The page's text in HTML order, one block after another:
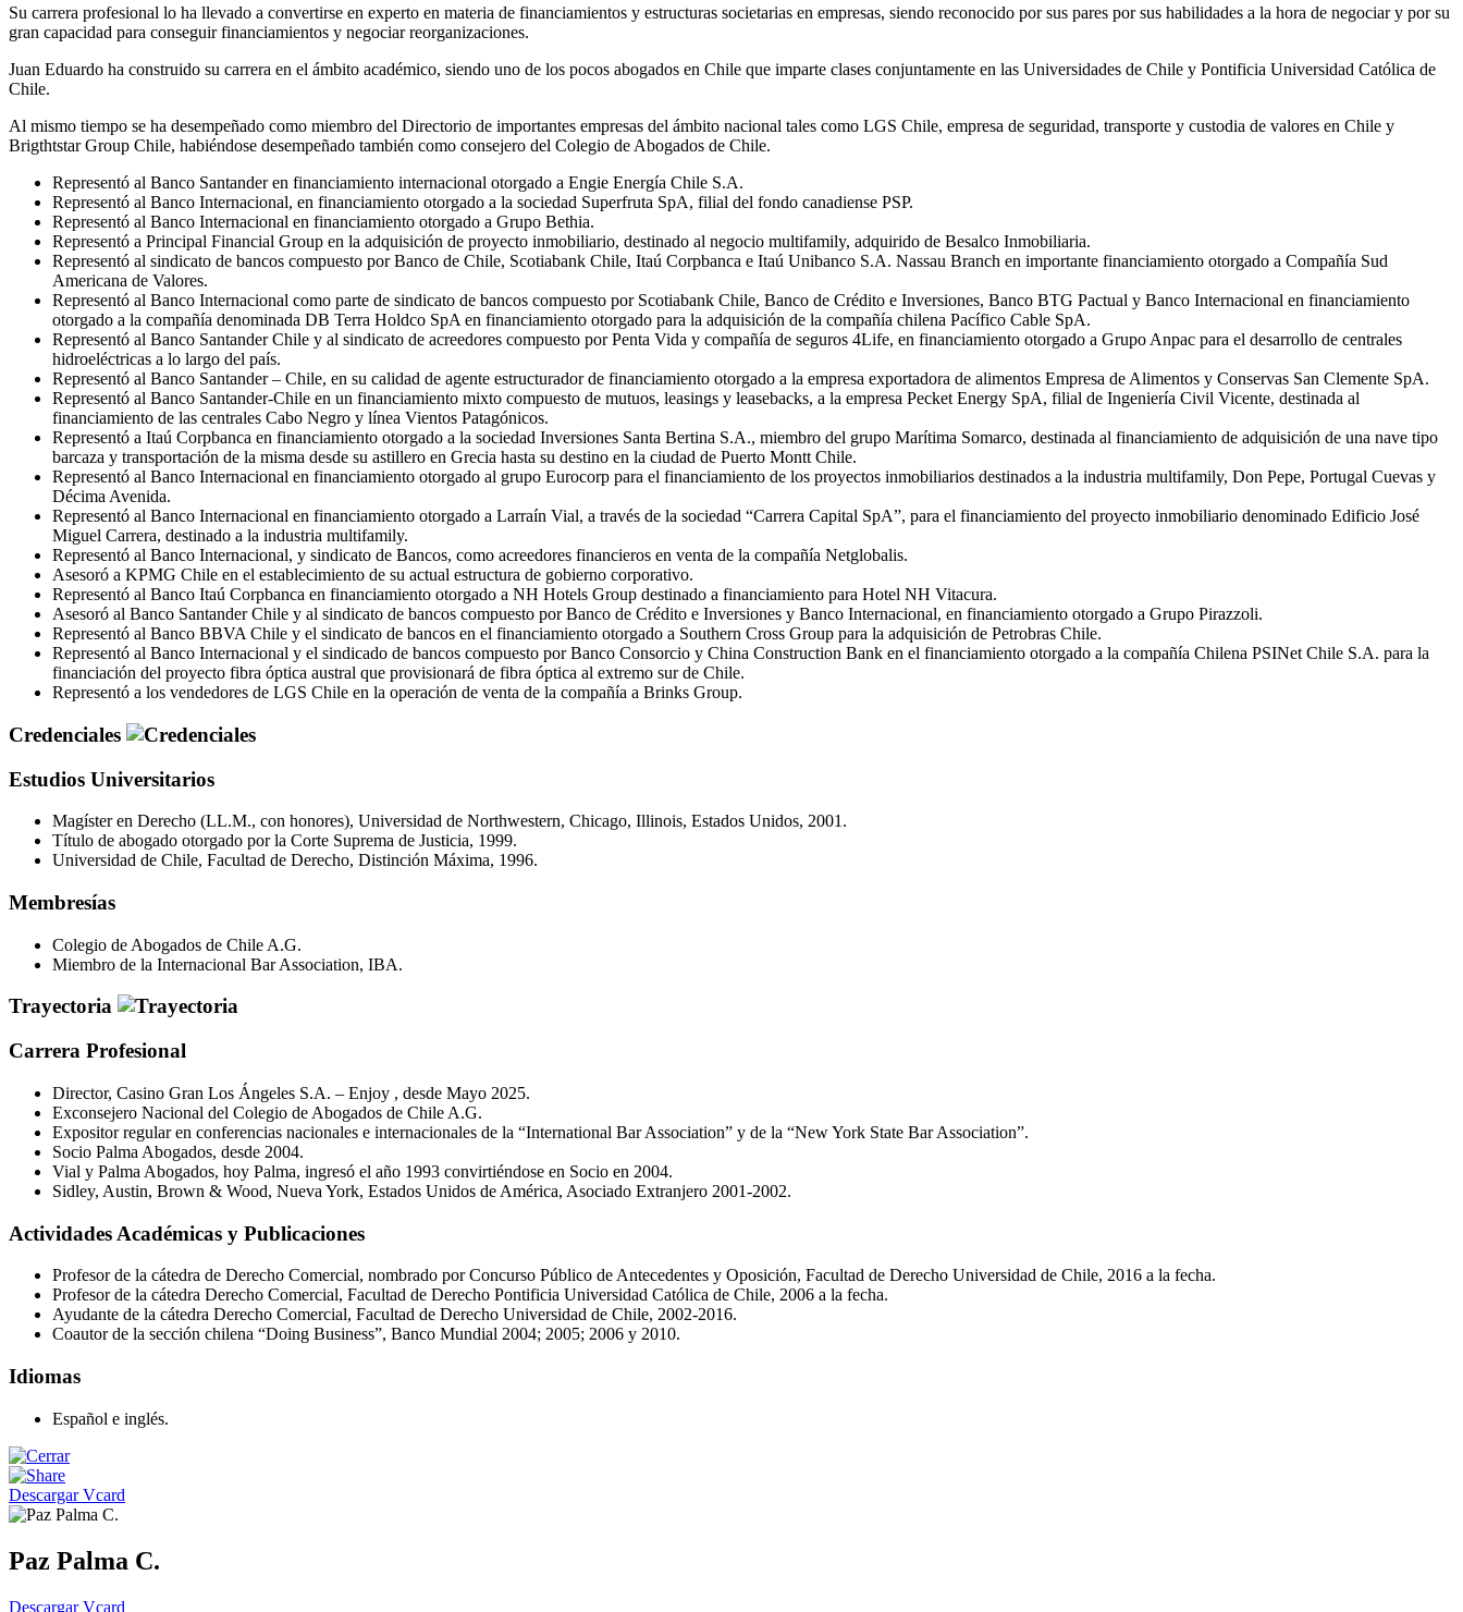
Su carrera profesional lo ha llevado a convertirse en experto en materia de financiamientos y estructuras societarias en empresas, siendo reconocido por sus pares por sus habilidades a la hora de negociar y por su
gran capacidad para conseguir financiamientos y negociar reorganizaciones.
Juan Eduardo ha construido su carrera en el ámbito académico, siendo uno de los pocos abogados en Chile que imparte clases conjuntamente en las Universidades de Chile y Pontificia Universidad Católica de
Chile.
Al mismo tiempo se ha desempeñado como miembro del Directorio de importantes empresas del ámbito nacional tales como LGS Chile, empresa de seguridad, transporte y custodia de valores en Chile y
Brigthtstar Group Chile, habiéndose desempeñado también como consejero del Colegio de Abogados de Chile.
Representó al Banco Santander en financiamiento internacional otorgado a Engie Energía Chile S.A.
Representó al Banco Internacional, en financiamiento otorgado a la sociedad Superfruta SpA, filial del fondo canadiense PSP.
Representó al Banco Internacional en financiamiento otorgado a Grupo Bethia.
Representó a Principal Financial Group en la adquisición de proyecto inmobiliario, destinado al negocio multifamily, adquirido de Besalco Inmobiliaria.
Representó al sindicato de bancos compuesto por Banco de Chile, Scotiabank Chile, Itaú Corpbanca e Itaú Unibanco S.A. Nassau Branch en importante financiamiento otorgado a Compañía Sud
Americana de Valores.
Representó al Banco Internacional como parte de sindicato de bancos compuesto por Scotiabank Chile, Banco de Crédito e Inversiones, Banco BTG Pactual y Banco Internacional en financiamiento
otorgado a la compañía denominada DB Terra Holdco SpA en financiamiento otorgado para la adquisición de la compañía chilena Pacífico Cable SpA.
Representó al Banco Santander Chile y al sindicato de acreedores compuesto por Penta Vida y compañía de seguros 4Life, en financiamiento otorgado a Grupo Anpac para el desarrollo de centrales
hidroeléctricas a lo largo del país.
Representó al Banco Santander – Chile, en su calidad de agente estructurador de financiamiento otorgado a la empresa exportadora de alimentos Empresa de Alimentos y Conservas San Clemente SpA.
Representó al Banco Santander-Chile en un financiamiento mixto compuesto de mutuos, leasings y leasebacks, a la empresa Pecket Energy SpA, filial de Ingeniería Civil Vicente, destinada al
financiamiento de las centrales Cabo Negro y línea Vientos Patagónicos.
Representó a Itaú Corpbanca en financiamiento otorgado a la sociedad Inversiones Santa Bertina S.A., miembro del grupo Marítima Somarco, destinada al financiamiento de adquisición de una nave tipo
barcaza y transportación de la misma desde su astillero en Grecia hasta su destino en la ciudad de Puerto Montt Chile.
Representó al Banco Internacional en financiamiento otorgado al grupo Eurocorp para el financiamiento de los proyectos inmobiliarios destinados a la industria multifamily, Don Pepe, Portugal Cuevas y
Décima Avenida.
Representó al Banco Internacional en financiamiento otorgado a Larraín Vial, a través de la sociedad “Carrera Capital SpA”, para el financiamiento del proyecto inmobiliario denominado Edificio José
Miguel Carrera, destinado a la industria multifamily.
Representó al Banco Internacional, y sindicato de Bancos, como acreedores financieros en venta de la compañía Netglobalis.
Asesoró a KPMG Chile en el establecimiento de su actual estructura de gobierno corporativo.
Representó al Banco Itaú Corpbanca en financiamiento otorgado a NH Hotels Group destinado a financiamiento para Hotel NH Vitacura.
Asesoró al Banco Santander Chile y al sindicato de bancos compuesto por Banco de Crédito e Inversiones y Banco Internacional, en financiamiento otorgado a Grupo Pirazzoli.
Representó al Banco BBVA Chile y el sindicato de bancos en el financiamiento otorgado a Southern Cross Group para la adquisición de Petrobras Chile.
Representó al Banco Internacional y el sindicado de bancos compuesto por Banco Consorcio y China Construction Bank en el financiamiento otorgado a la compañía Chilena PSINet Chile S.A. para la
financiación del proyecto fibra óptica austral que provisionará de fibra óptica al extremo sur de Chile.
Representó a los vendedores de LGS Chile en la operación de venta de la compañía a Brinks Group.
Credenciales
Estudios Universitarios
Magíster en Derecho (LL.M., con honores), Universidad de Northwestern, Chicago, Illinois, Estados Unidos, 2001.
Título de abogado otorgado por la Corte Suprema de Justicia, 1999.
Universidad de Chile, Facultad de Derecho, Distinción Máxima, 1996.
Membresías
Colegio de Abogados de Chile A.G.
Miembro de la Internacional Bar Association, IBA.
Trayectoria
Carrera Profesional
Director, Casino Gran Los Ángeles S.A. – Enjoy , desde Mayo 2025.
Exconsejero Nacional del Colegio de Abogados de Chile A.G.
Expositor regular en conferencias nacionales e internacionales de la “International Bar Association” y de la “New York State Bar Association”.
Socio Palma Abogados, desde 2004.
Vial y Palma Abogados, hoy Palma, ingresó el año 1993 convirtiéndose en Socio en 2004.
Sidley, Austin, Brown & Wood, Nueva York, Estados Unidos de América, Asociado Extranjero 2001-2002.
Actividades Académicas y Publicaciones
Profesor de la cátedra de Derecho Comercial, nombrado por Concurso Público de Antecedentes y Oposición, Facultad de Derecho Universidad de Chile, 2016 a la fecha.
Profesor de la cátedra Derecho Comercial, Facultad de Derecho Pontificia Universidad Católica de Chile, 2006 a la fecha.
Ayudante de la cátedra Derecho Comercial, Facultad de Derecho Universidad de Chile, 2002-2016.
Coautor de la sección chilena “Doing Business”, Banco Mundial 2004; 2005; 2006 y 2010.
Idiomas
Español e inglés.
Descargar Vcard
Paz Palma C.
Descargar Vcard